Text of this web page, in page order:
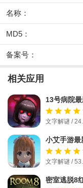
名称：
MD5：
备案号：
相关应用
13号病院
文字解谜 /
小艾手游最
文字解谜 /
密室逃脱8